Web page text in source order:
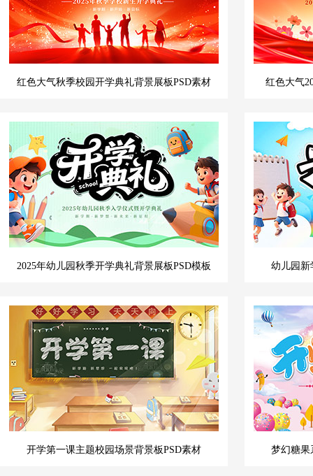
红色大气秋季校园开学典礼背景展板PSD素材 红色大气
2025年幼儿园秋季开学典礼背景展板PSD模板 幼儿园新
开学第一课主题校园场景背景板PSD素材 梦幻糖果